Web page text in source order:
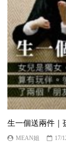
生一個送兩件｜
MEAN姐
17/